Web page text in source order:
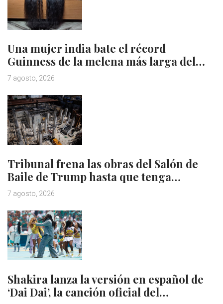
Una mujer india bate el récord
Guinness de la melena más larga del…
7 agosto, 2026
Tribunal frena las obras del Salón de
Baile de Trump hasta que tenga…
7 agosto, 2026
Shakira lanza la versión en español de
‘Dai Dai’, la canción oficial del…